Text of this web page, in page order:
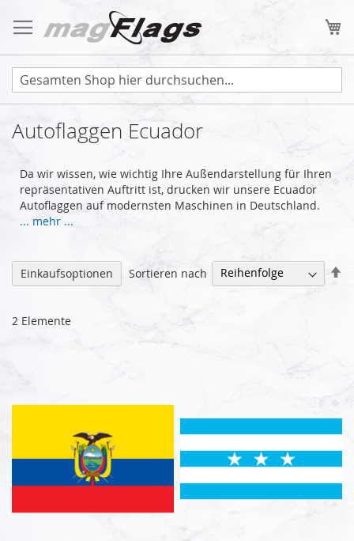
Inhalt
springen
Autoflaggen Ecuador
Da wir wissen, wie wichtig Ihre Außendarstellung für Ihren
repräsentativen Auftritt ist, drucken wir unsere Ecuador
Autoflaggen auf modernsten Maschinen in Deutschland.
... mehr ...
2 Elemente
Sortieren nach
Einkaufsoptionen